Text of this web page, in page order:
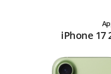
iPhone 17